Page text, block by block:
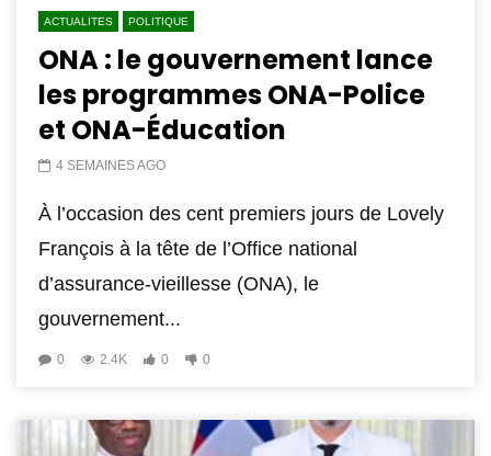
ACTUALITES POLITIQUE
ONA : le gouvernement lance
les programmes ONA-Police
et ONA-Éducation
4 SEMAINES AGO
À l’occasion des cent premiers jours de Lovely
François à la tête de l’Office national
d’assurance-vieillesse (ONA), le
gouvernement...
0 2.4K 0 0